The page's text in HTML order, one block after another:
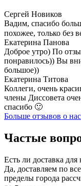
Сергей Новиков
Вадим, спасибо
похожее, только без
Екатерина Панова
Доброе утро) По
понравилось)) Вы
большое))
Екатерина Титова
Коллеги, очень
члены Диссовета
спасибо 🙂
Больше отзывов о нас
Частые
Есть ли доставка
Да, доставляем по
пределы города